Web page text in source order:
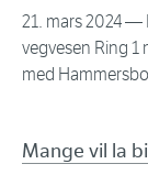
21. mars 2024—
vegvesen Ring 1
med
Mange vil la